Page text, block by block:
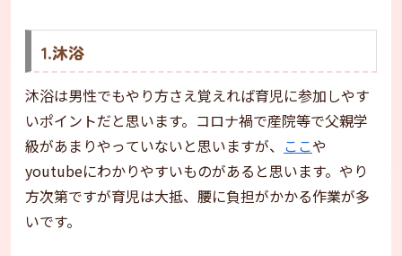
1.沐浴
沐浴は男性でもやり方さえ覚えれば育児に参加しやす
いポイントだと思います。コロナ禍で産院等で父親学
級があまりやっていないと思いますが、 ここや
youtubeにわかりやすいものがあると思います。やり
方次第ですが育児は大抵、腰に負担がかかる作業が多
いです。